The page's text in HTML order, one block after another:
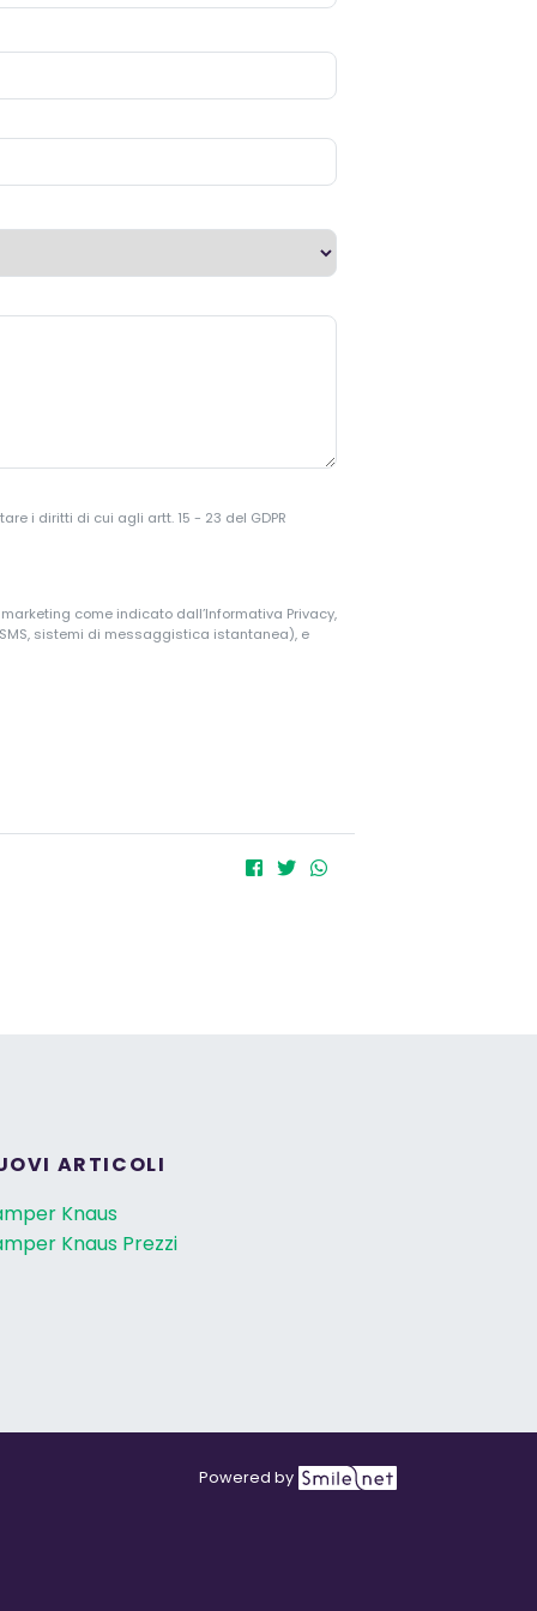
i diritti di cui agli artt. 15 - 23 del GDPR
come indicato dall’Informativa Privacy,
sistemi di messaggistica istantanea), e
ARTICOLI
Knaus
Knaus Prezzi
Powered by